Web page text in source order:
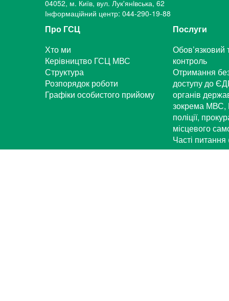
04052, м. Київ, вул. Лук'янiвська, 62
Інформаційний центр: 044-290-19-88
Про ГСЦ
Хто ми
Керівництво ГСЦ МВС
Структура
Розпорядок роботи
Графіки особистого прийому
Послуги
Обов’язковий
контроль
Отримання
доступу до
органів
зокрема МВС,
поліції,
місцевого
Часті питання